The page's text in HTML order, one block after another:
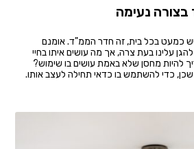
נעימה
כמעט בכל בית, זה חדר הממ"ד. אומנם
עלינו בעת צרה, אך מה עושים איתו בחיי
להיות מחסן שלא באמת עושים בו שימוש?
כדי להשתמש בו כדאי תחילה לעצב אותו.